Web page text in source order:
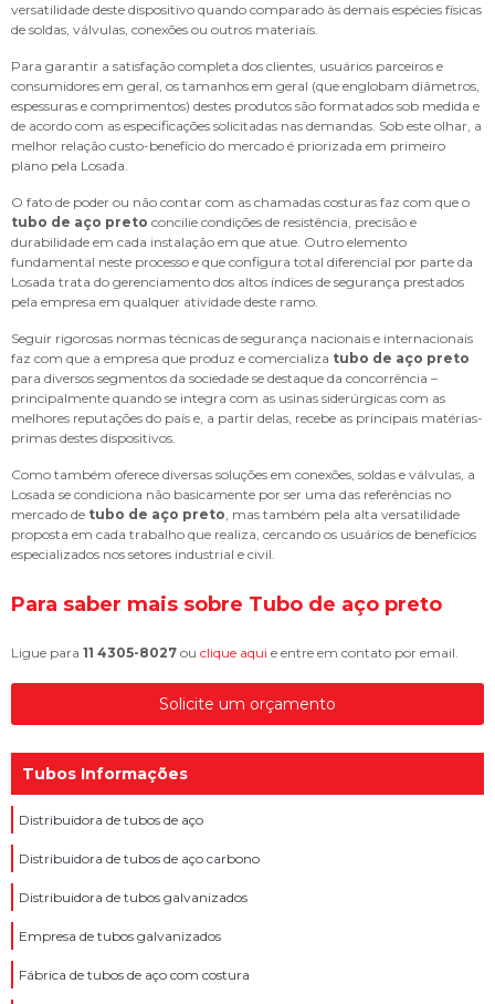
versatilidade deste dispositivo quando comparado às demais espécies físicas
de soldas, válvulas, conexões ou outros materiais.
Para garantir a satisfação completa dos clientes, usuários parceiros e
consumidores em geral, os tamanhos em geral (que englobam diâmetros,
espessuras e comprimentos) destes produtos são formatados sob medida e
de acordo com as especificações solicitadas nas demandas. Sob este olhar, a
melhor relação custo-benefício do mercado é priorizada em primeiro
plano pela Losada.
O fato de poder ou não contar com as chamadas costuras faz com que o
tubo de aço preto concilie condições de resistência, precisão e
durabilidade em cada instalação em que atue. Outro elemento
fundamental neste processo e que configura total diferencial por parte da
Losada trata do gerenciamento dos altos índices de segurança prestados
pela empresa em qualquer atividade deste ramo.
Seguir rigorosas normas técnicas de segurança nacionais e internacionais
faz com que a empresa que produz e comercializa tubo de aço preto
para diversos segmentos da sociedade se destaque da concorrência –
principalmente quando se integra com as usinas siderúrgicas com as
melhores reputações do país e, a partir delas, recebe as principais matérias-
primas destes dispositivos.
Como também oferece diversas soluções em conexões, soldas e válvulas, a
Losada se condiciona não basicamente por ser uma das referências no
mercado de tubo de aço preto, mas também pela alta versatilidade
proposta em cada trabalho que realiza, cercando os usuários de benefícios
especializados nos setores industrial e civil.
Para saber mais sobre Tubo de aço preto
Ligue para 11 4305-8027 ou clique aqui e entre em contato por email.
Solicite um orçamento
Tubos Informações
Distribuidora de tubos de aço
Distribuidora de tubos de aço carbono
Distribuidora de tubos galvanizados
Empresa de tubos galvanizados
Fábrica de tubos de aço com costura